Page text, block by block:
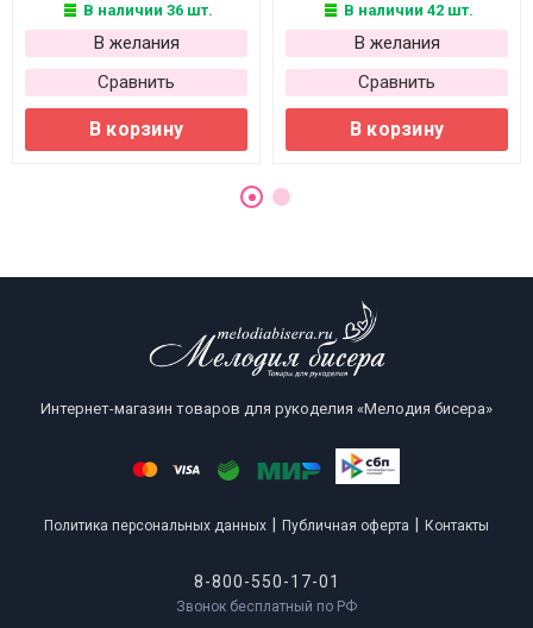
В наличии 36 шт.
В желания
Сравнить
В корзину
В наличии 42 шт.
В желания
Сравнить
В корзину
Интернет-магазин товаров для рукоделия «Мелодия бисера»
Политика персональных данных Публичная оферта Контакты
8-800-550-17-01
Звонок бесплатный по РФ